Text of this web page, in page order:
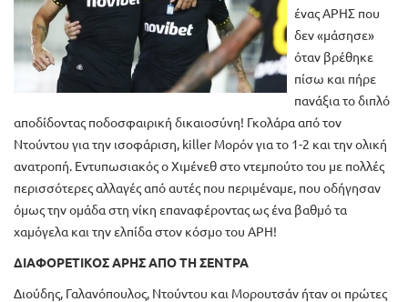
ένας ΑΡΗΣ που
δεν «μάσησε»
όταν βρέθηκε
πίσω και πήρε
πανάξια το διπλό
αποδίδοντας ποδοσφαιρική δικαιοσύνη! Γκολάρα από τον
Ντούντου για την ισοφάριση, killer Μορόν για το 1-2 και την ολική
ανατροπή. Εντυπωσιακός ο Χιμένεθ στο ντεμπούτο του με πολλές
περισσότερες αλλαγές από αυτές που περιμέναμε, που οδήγησαν
όμως την ομάδα στη νίκη επαναφέροντας ως ένα βαθμό τα
χαμόγελα και την ελπίδα στον κόσμο του ΑΡΗ!
ΔΙΑΦΟΡΕΤΙΚΟΣ ΑΡΗΣ ΑΠΟ ΤΗ ΣΕΝΤΡΑ
Διούδης, Γαλανόπουλος, Ντούντου και Μορουτσάν ήταν οι πρώτες